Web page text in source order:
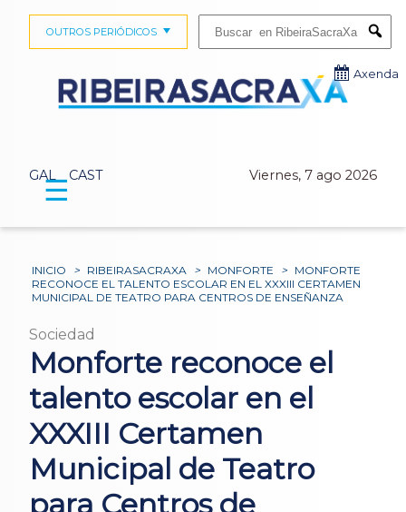
GAL CAST Viernes, 7 ago 2026
OUTROS PERIÓDICOS
Axenda
☰
INICIO > RIBEIRASACRAXA > MONFORTE > MONFORTE
RECONOCE EL TALENTO ESCOLAR EN EL XXXIII CERTAMEN
MUNICIPAL DE TEATRO PARA CENTROS DE ENSEÑANZA
Sociedad
Monforte reconoce el
talento escolar en el
XXXIII Certamen
Municipal de Teatro
para Centros de